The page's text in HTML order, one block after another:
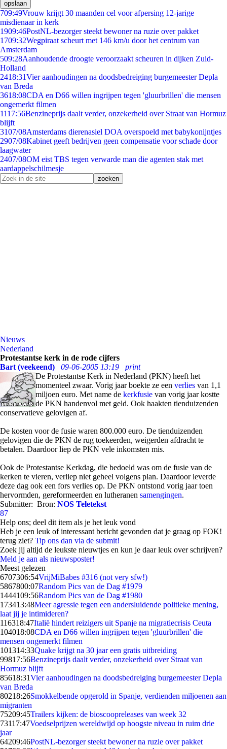
opslaan
709:49Vrouw krijgt 30 maanden cel voor afpersing 12-jarige
misdienaar in kerk
1909:46PostNL-bezorger steekt bewoner na ruzie over pakket
1709:32Wegpiraat scheurt met 146 km/u door het centrum van
Amsterdam
509:28Aanhoudende droogte veroorzaakt scheuren in dijken Zuid-
Holland
2418:31Vier aanhoudingen na doodsbedreiging burgemeester Depla
van Breda
3618:08CDA en D66 willen ingrijpen tegen 'gluurbrillen' die mensen
ongemerkt filmen
1117:56Benzineprijs daalt verder, onzekerheid over Straat van Hormuz
blijft
3107/08Amsterdams dierenasiel DOA overspoeld met babykonijntjes
2907/08Kabinet geeft bedrijven geen compensatie voor schade door
laagwater
2407/08OM eist TBS tegen verwarde man die agenten stak met
aardappelschilmesje
Nieuws
Nederland
Protestantse kerk in de rode cijfers
Bart (veekeend)
09-06-2005 13:19
print
De Protestantse Kerk in Nederland (PKN) heeft het
momenteel zwaar. Vorig jaar boekte ze een verlies van 1,1
miljoen euro. Met name de kerkfusie van vorig jaar kostte
de PKN handenvol met geld. Ook haakten tienduizenden
conservatieve gelovigen af.
De kosten voor de fusie waren 800.000 euro. De tienduizenden
gelovigen die de PKN de rug toekeerden, weigerden afdracht te
betalen. Daardoor liep de PKN vele inkomsten mis.
Ook de Protestantse Kerkdag, die bedoeld was om de fusie van de
kerken te vieren, verliep niet geheel volgens plan. Daardoor leverde
deze dag ook een fors verlies op. De PKN ontstond vorig jaar toen
hervormden, gereformeerden en lutheranen samengingen.
Submitter: Bron: NOS Teletekst
87
Help ons; deel dit item als je het leuk vond
Heb je een leuk of interessant bericht gevonden dat je graag op FOK!
terug ziet? Tip ons dan via de submit!
Zoek jij altijd de leukste nieuwtjes en kun je daar leuk over schrijven?
Meld je aan als nieuwsposter!
Meest gelezen
6707306:54VrijMiBabes #316 (not very sfw!)
5867800:07Random Pics van de Dag #1979
1444109:56Random Pics van de Dag #1980
173413:48Meer agressie tegen een andersluidende politieke mening,
laat jij je intimideren?
116318:47Italië hindert reizigers uit Spanje na migratiecrisis Ceuta
104018:08CDA en D66 willen ingrijpen tegen 'gluurbrillen' die
mensen ongemerkt filmen
101314:33Quake krijgt na 30 jaar een gratis uitbreiding
99817:56Benzineprijs daalt verder, onzekerheid over Straat van
Hormuz blijft
85618:31Vier aanhoudingen na doodsbedreiging burgemeester Depla
van Breda
80218:26Smokkelbende opgerold in Spanje, verdienden miljoenen aan
migranten
75209:45Trailers kijken: de bioscoopreleases van week 32
73117:47Voedselprijzen wereldwijd op hoogste niveau in ruim drie
jaar
64209:46PostNL-bezorger steekt bewoner na ruzie over pakket